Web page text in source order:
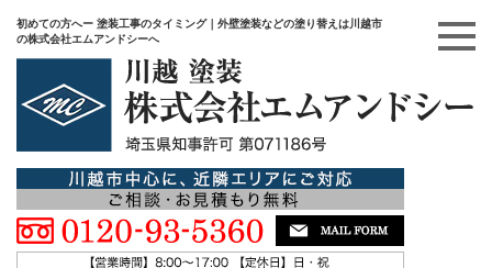
初めての方へー 塗装工事のタイミング｜外壁塗装などの塗り替えは川越市
の株式会社エムアンドシーへ